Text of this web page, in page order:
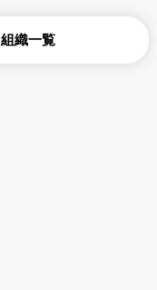
組織一覧